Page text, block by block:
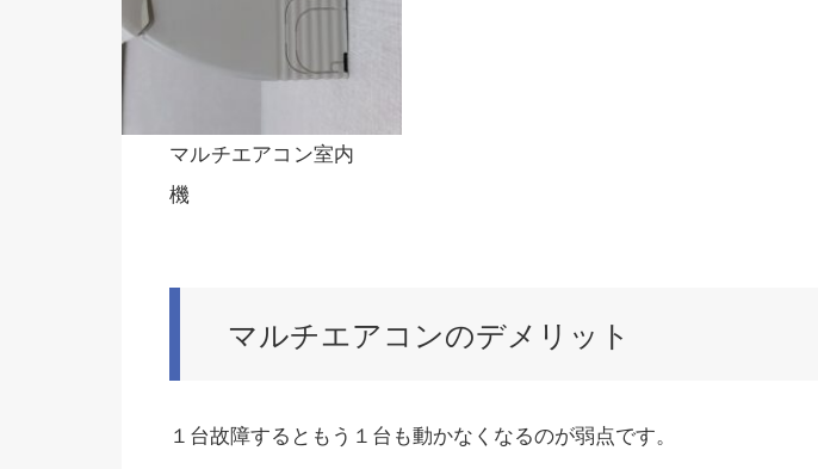
マルチエアコン室内
機
マルチエアコンのデメリット
１台故障するともう１台も動かなくなるのが弱点です。